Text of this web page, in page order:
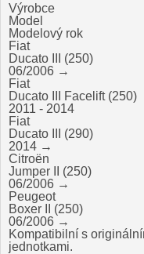
Výrobce
Model
Modelový rok
Fiat
Ducato III (250)
06/2006 →
Fiat
Ducato III Facelift (250)
2011 - 2014
Fiat
Ducato III (290)
2014 →
Citroën
Jumper II (250)
06/2006 →
Peugeot
Boxer II (250)
06/2006 →
Kompatibilní s
jednotkami.